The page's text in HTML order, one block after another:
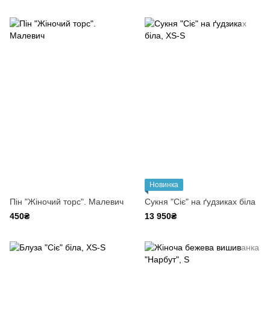
Пін "Жіночий торс". Малевич
450₴
Новинка
Cукня "Сіє" на ґудзиках біла
13 950₴